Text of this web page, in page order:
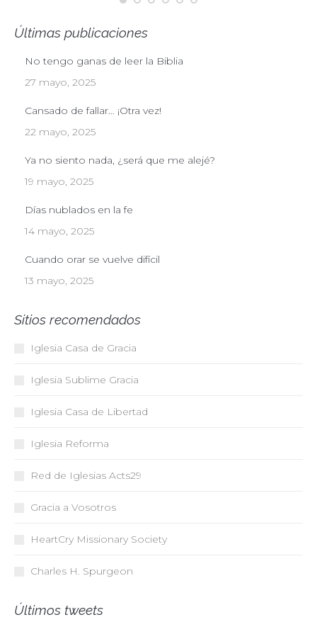
Últimas publicaciones
No tengo ganas de leer la Biblia
27 mayo, 2025
Cansado de fallar… ¡Otra vez!
22 mayo, 2025
Ya no siento nada, ¿será que me alejé?
19 mayo, 2025
Días nublados en la fe
14 mayo, 2025
Cuando orar se vuelve difícil
13 mayo, 2025
Sitios recomendados
Iglesia Casa de Gracia
Iglesia Sublime Gracia
Iglesia Casa de Libertad
Iglesia Reforma
Red de Iglesias Acts29
Gracia a Vosotros
HeartCry Missionary Society
Charles H. Spurgeon
Últimos tweets